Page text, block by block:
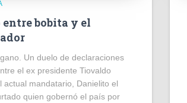
entre bobita y el
Un duelo de declaraciones
el ex presidente Tiovaldo
actual mandatario, Danielito el
quien gobernó el país por